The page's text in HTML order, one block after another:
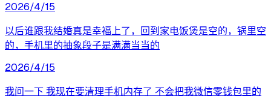
2026/4/15
以后谁跟我结婚真是幸福上了，回到家电饭煲是空的，锅里空
的，手机里的抽象段子是满满当当的
2026/4/15
我问一下 我现在要清理手机内存了 不会把我微信零钱包里的